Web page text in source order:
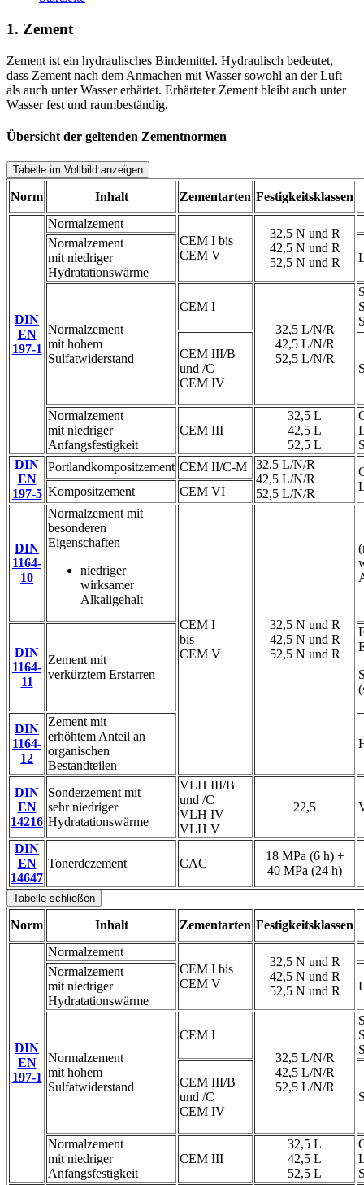
1. Zement
Zement ist ein hydraulisches Bindemittel. Hydraulisch bedeutet,
dass Zement nach dem Anmachen mit Wasser sowohl an der Luft
als auch unter Wasser erhärtet. Erhärteter Zement bleibt auch unter
Wasser fest und raumbeständig.
Übersicht der geltenden Zementnormen
Tabelle im Vollbild anzeigen
Norm Inhalt Zementarten Festigkeitsklassen
DIN
EN
197-1
Normalzement
CEM I bis
CEM V
32,5 N und R
42,5 N und R
52,5 N und R
Normalzement
mit niedriger
Hydratationswärme
Normalzement
mit hohem
Sulfatwiderstand
CEM I
32,5 L/N/R
42,5 L/N/R
52,5 L/N/R
CEM III/B
und /C
CEM IV
Normalzement
mit niedriger
Anfangsfestigkeit
CEM III
32,5 L
42,5 L
52,5 L
DIN
EN
197-5
Portlandkompositzement CEM II/C-M
32,5 L/N/R
42,5 L/N/R
52,5 L/N/R
Kompositzement CEM VI
DIN
1164-
10
Normalzement mit
besonderen
Eigenschaften
niedriger
wirksamer
Alkaligehalt
CEM I
bis
CEM V
32,5 N und R
42,5 N und R
52,5 N und R
DIN
1164-
11
Zement mit
verkürztem Erstarren
DIN
1164-
12
Zement mit
erhöhtem Anteil an
organischen
Bestandteilen
DIN
EN
14216
Sonderzement mit
sehr niedriger
Hydratationswärme
VLH III/B
und /C
VLH IV
VLH V
22,5
DIN
EN
14647
Tonerdezement CAC
18 MPa (6 h) +
40 MPa (24 h)
Tabelle schließen
Norm Inhalt Zementarten Festigkeitsklassen
DIN
EN
197-1
Normalzement
CEM I bis
CEM V
32,5 N und R
42,5 N und R
52,5 N und R
Normalzement
mit niedriger
Hydratationswärme
Normalzement
mit hohem
Sulfatwiderstand
CEM I
32,5 L/N/R
42,5 L/N/R
52,5 L/N/R
CEM III/B
und /C
CEM IV
Normalzement
mit niedriger
Anfangsfestigkeit
CEM III
32,5 L
42,5 L
52,5 L